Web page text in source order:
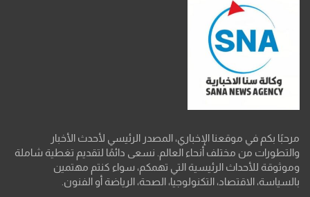
مرحبًا بكم في موقعنا الإخباري، المصدر الرئيسي لأحدث الأخبار
والتطورات من مختلف أنحاء العالم. نسعى دائمًا لتقديم تغطية شاملة
وموثوقة للأحداث الرئيسية التي تهمكم، سواء كنتم مهتمين
بالسياسة، الاقتصاد، التكنولوجيا، الصحة، الرياضة أو الفنون.